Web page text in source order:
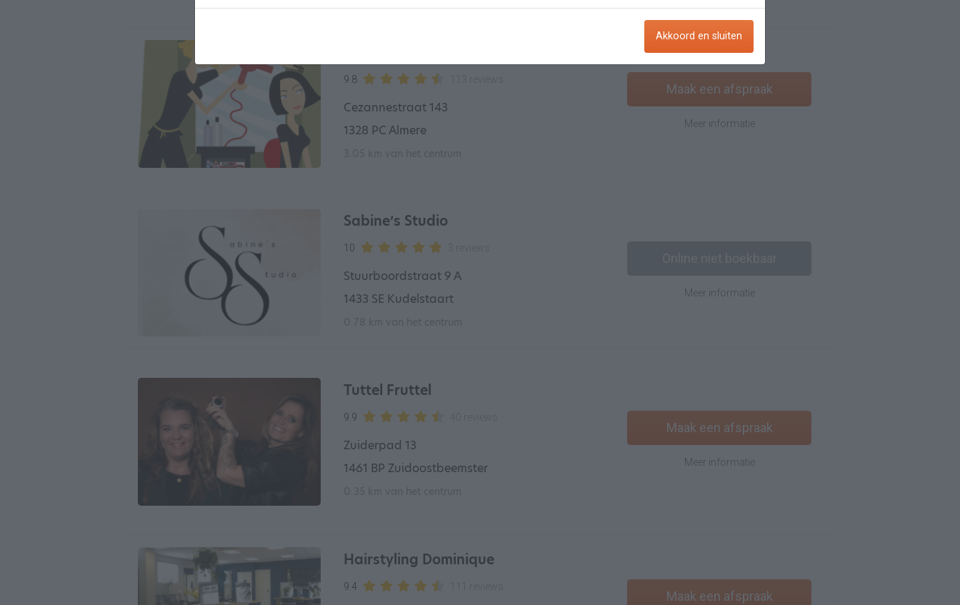
9.8
Cezannestraat 143
1328 PC Almere
Maak een afspraak
Meer informatie
Sabine’s Studio
10
Stuurboordstraat 9 A
1433 SE Kudelstaart
Meer informatie
Tuttel Fruttel
9.9
Zuiderpad 13
1461 BP Zuidoostbeemster
Maak een afspraak
Meer informatie
Hairstyling Dominique
9.4
Maak een afspraak
Akkoord en sluiten